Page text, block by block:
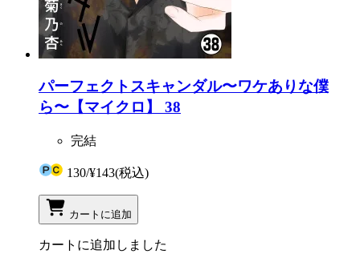
パーフェクトスキャンダル〜ワケありな僕
ら〜【マイクロ】 38
完結
130/¥143(税込)
カートに追加
カートに追加しました